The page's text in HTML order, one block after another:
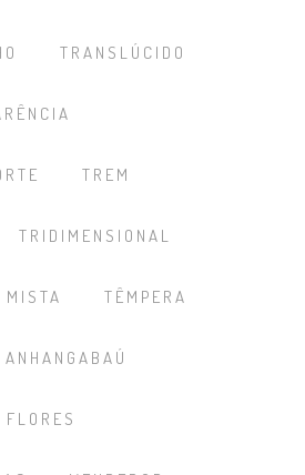
TRANSLÚCIDO
TREM
TRIDIMENSIONAL
MISTA TÊMPERA